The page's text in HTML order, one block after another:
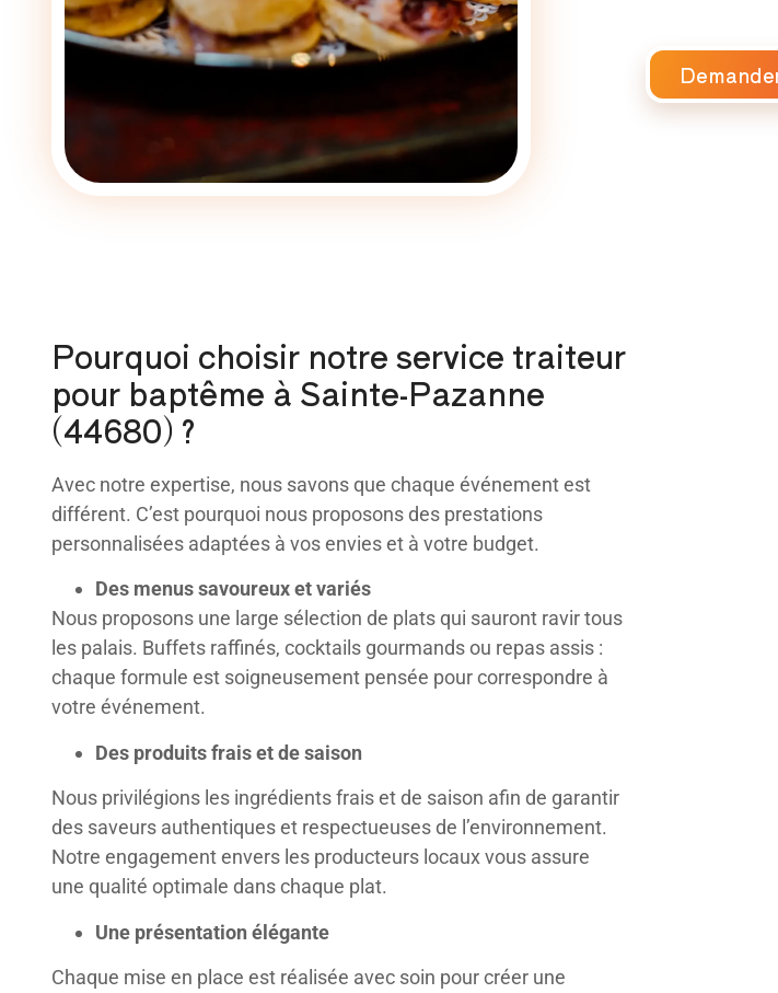
Pourquoi choisir notre service traiteur
pour baptême à Sainte-Pazanne
(44680) ?
Avec notre expertise, nous savons que chaque événement est
différent. C’est pourquoi nous proposons des prestations
personnalisées adaptées à vos envies et à votre budget.
Des menus savoureux et variés
Nous proposons une large sélection de plats qui sauront ravir tous
les palais. Buffets raffinés, cocktails gourmands ou repas assis :
chaque formule est soigneusement pensée pour correspondre à
votre événement.
Des produits frais et de saison
Nous privilégions les ingrédients frais et de saison afin de garantir
des saveurs authentiques et respectueuses de l’environnement.
Notre engagement envers les producteurs locaux vous assure
une qualité optimale dans chaque plat.
Une présentation élégante
Chaque mise en place est réalisée avec soin pour créer une